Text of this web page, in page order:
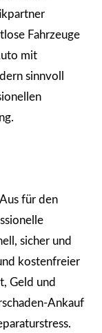
Fahrzeuge
mit
sinnvoll
für den
sicher und
kostenfreier
Geld und
Ankauf